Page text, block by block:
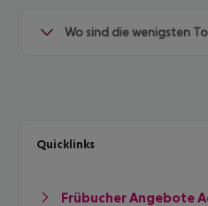
Wo sind die wenigsten
Quicklinks
Frübucher Angebote